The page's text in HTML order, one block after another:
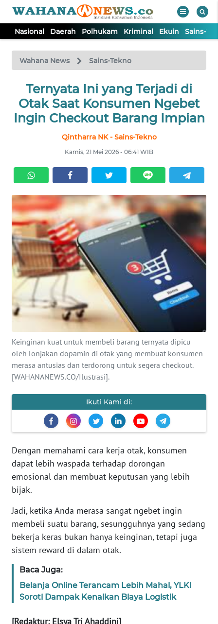
Nasional Daerah Polhukam Kriminal Ekuin Sains-
Wahana News Sains-Tekno
Ternyata Ini yang Terjadi di
Otak Saat Konsumen Ngebet
Ingin Checkout Barang Impian
Qintharra NK - Sains-Tekno
Kamis, 21 Mei 2026 - 06:41 WIB
Keinginan kuat untuk membeli barang ternyata dipicu
oleh lonjakan dopamin di otak yang membuat konsumen
merasa antusias dan terdorong untuk segera checkout.
[WAHANANEWS.CO/Ilustrasi].
Ikuti Kami di:
Dengan memahami cara kerja otak, konsumen
dapat lebih waspada terhadap dorongan
emosional dan membuat keputusan yang lebih
bijak.
Jadi, ketika Anda merasa sangat ngebet ingin
membeli suatu barang, sesungguhnya yang sedang
bekerja keras bukan hanya keinginan, tetapi juga
sistem reward di dalam otak.
Baca Juga:
Belanja Online Terancam Lebih Mahal, YLKI
Soroti Dampak Kenaikan Biaya Logistik
[Redaktur: Elsya Tri Ahaddini]
TV
Tutup
NASIONAL
DAERAH
KRIMINAL
EKUIN
SAINS-TEKNO
KESEHATAN
INTERNASIONAL
SERBA-SERBI
PENDIDIKAN
OLAHRAGA
EDITORIAL
INDEKS
BERITA
KONTAK
KAMI
INFO
IKLAN
TENTANG